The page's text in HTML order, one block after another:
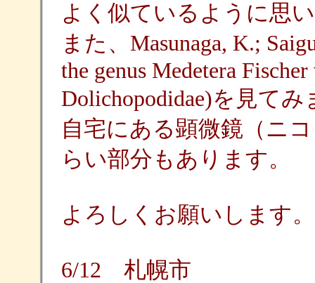
よく似ているように思
また、Masunaga, K.;
the genus Medetera
Dolichopodidae)を見て
自宅にある顕微鏡（ニ
らい部分もあります。
よろしくお願いします。
6/12 札幌市